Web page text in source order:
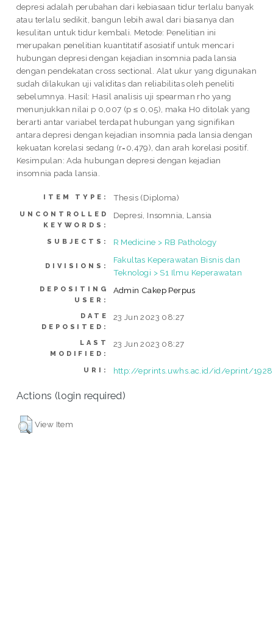
depresi adalah perubahan dari kebiasaan tidur terlalu banyak
atau terlalu sedikit, bangun lebih awal dari biasanya dan
kesulitan untuk tidur kembali. Metode: Penelitian ini
merupakan penelitian kuantitatif asosiatif untuk mencari
hubungan depresi dengan kejadian insomnia pada lansia
dengan pendekatan cross sectional. Alat ukur yang digunakan
sudah dilakukan uji validitas dan reliabilitas oleh peneliti
sebelumnya. Hasil: Hasil analisis uji spearman rho yang
menunjukkan nilai p 0,007 (p ≤ 0,05), maka H0 ditolak yang
berarti antar variabel terdapat hubungan yang signifikan
antara depresi dengan kejadian insomnia pada lansia dengan
kekuatan korelasi sedang (r=0,479), dan arah korelasi positif.
Kesimpulan: Ada hubungan depresi dengan kejadian
insomnia pada lansia.
ITEM TYPE: Thesis (Diploma)
UNCONTROLLED
KEYWORDS:
Depresi, Insomnia, Lansia
SUBJECTS: R Medicine > RB Pathology
DIVISIONS:
Fakultas Keperawatan Bisnis dan
Teknologi > S1 Ilmu Keperawatan
DEPOSITING
USER:
Admin Cakep Perpus
DATE
DEPOSITED:
23 Jun 2023 08:27
LAST
MODIFIED:
23 Jun 2023 08:27
URI: http://eprints.uwhs.ac.id/id/eprint/1928
Actions (login required)
View Item